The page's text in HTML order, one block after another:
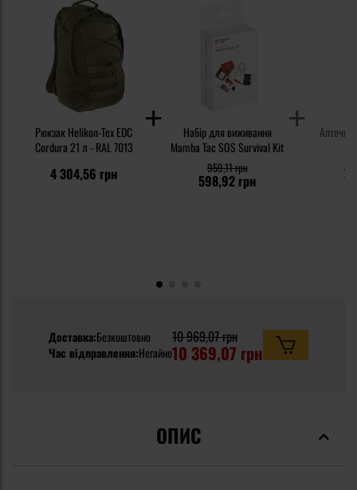
Рюкзак Helikon-Tex EDC
Cordura 21 л - RAL 7013
4 304,56 грн
Набір для виживання
Mamba Tac SOS Survival Kit
598,92 грн
959,11 грн
Доставка:Безкоштовно
Час відправлення:Негайно
10 969,07 грн
10 369,07 грн
ОПИС